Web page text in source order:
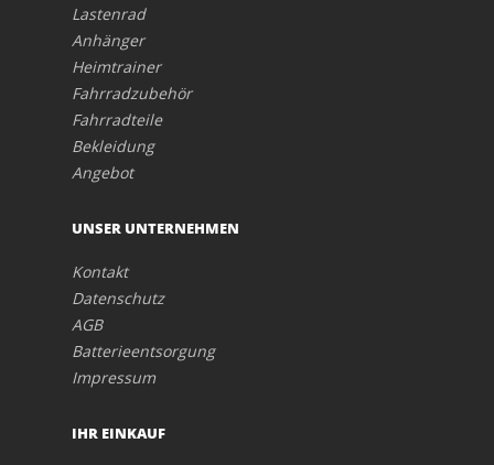
Lastenrad
Anhänger
Heimtrainer
Fahrradzubehör
Fahrradteile
Bekleidung
Angebot
UNSER UNTERNEHMEN
Kontakt
Datenschutz
AGB
Batterieentsorgung
Impressum
IHR EINKAUF